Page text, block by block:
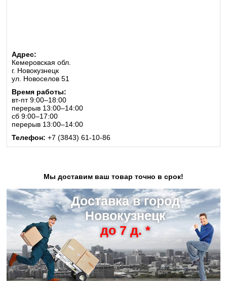
Адрес:
Кемеровская обл.
г. Новокузнецк
ул. Новоселов 51
Время работы:
вт-пт 9:00–18:00
перерыв 13:00–14:00
сб 9:00–17:00
перерыв 13:00–14:00
Телефон: +7 (3843) 61-10-86
Мы доставим ваш товар точно в срок!
Доставка в город
Новокузнецк
до 7 д. *